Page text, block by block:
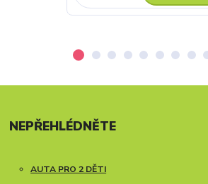
NEPŘEHLÉDNĚTE
AUTA PRO 2 DĚTI